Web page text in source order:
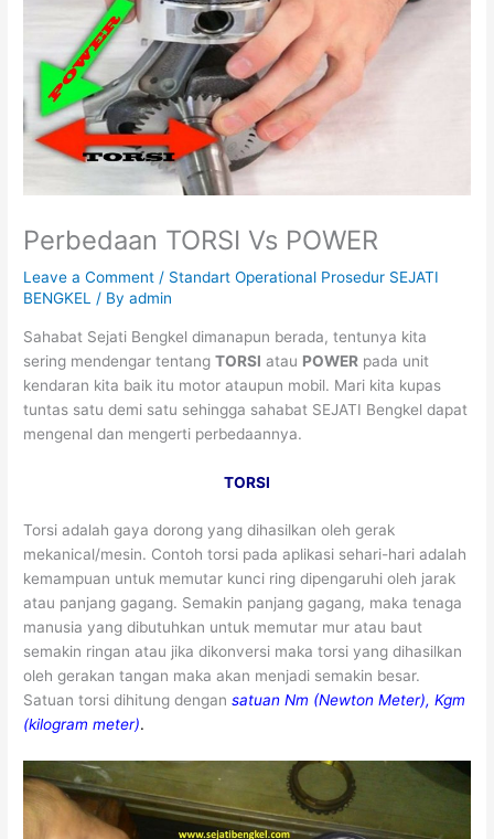
Perbedaan TORSI Vs POWER
Leave a Comment / Standart Operational Prosedur SEJATI
BENGKEL
/ Byadmin
Sahabat Sejati Bengkel dimanapun berada, tentunya kita
sering mendengar tentangTORSI atau POWER pada unit
kendaran kita baik itu motor ataupun mobil. Mari kita kupas
tuntas satu demi satu sehingga sahabat SEJATI Bengkel dapat
mengenal dan mengerti perbedaannya.
TORSI
Torsi adalah gaya dorong yang dihasilkan oleh gerak
mekanical/mesin. Contoh torsi pada aplikasi sehari-hari adalah
kemampuan untuk memutar kunci ring dipengaruhi oleh jarak
atau panjang gagang. Semakin panjang gagang, maka tenaga
manusia yang dibutuhkan untuk memutar mur atau baut
semakin ringan atau jika dikonversi maka torsi yang dihasilkan
oleh gerakan tangan maka akan menjadi semakin besar.
Satuan torsi dihitung dengan satuan Nm (Newton Meter), Kgm
(kilogram meter).